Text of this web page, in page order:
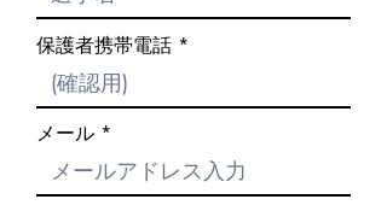
保護者携帯電話
メール